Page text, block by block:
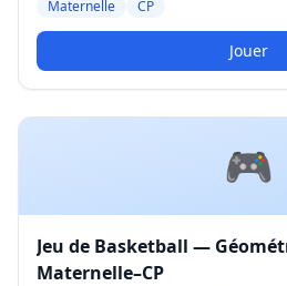
Maternelle CP
Jouer
🎮
Jeu de Basketball —
Maternelle–CP